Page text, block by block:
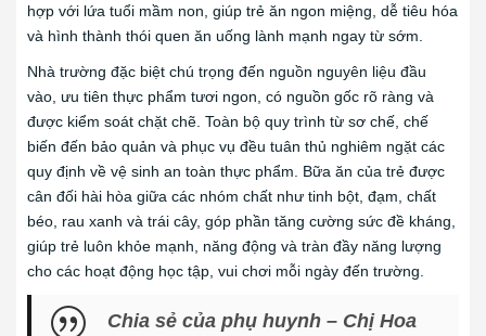
hợp với lứa tuổi mầm non, giúp trẻ ăn ngon miệng, dễ tiêu hóa
và hình thành thói quen ăn uống lành mạnh ngay từ sớm.
Nhà trường đặc biệt chú trọng đến nguồn nguyên liệu đầu
vào, ưu tiên thực phẩm tươi ngon, có nguồn gốc rõ ràng và
được kiểm soát chặt chẽ. Toàn bộ quy trình từ sơ chế, chế
biến đến bảo quản và phục vụ đều tuân thủ nghiêm ngặt các
quy định về vệ sinh an toàn thực phẩm. Bữa ăn của trẻ được
cân đối hài hòa giữa các nhóm chất như tinh bột, đạm, chất
béo, rau xanh và trái cây, góp phần tăng cường sức đề kháng,
giúp trẻ luôn khỏe mạnh, năng động và tràn đầy năng lượng
cho các hoạt động học tập, vui chơi mỗi ngày đến trường.
Chia sẻ của phụ huynh – Chị Hoa